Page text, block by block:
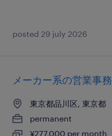
posted 29 july 2026
メーカー系の営業事務
東京都品川区, 東京都
permanent
¥277,000 per month